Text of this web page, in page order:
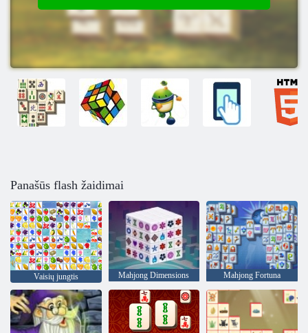
Panašūs flash žaidimai
Vaisių jungtis Mahjong Dimensions Mahjong Fortuna